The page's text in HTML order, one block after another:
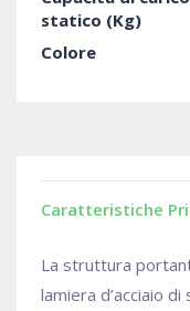
statico (Kg)
Colore
Caratteristiche
La struttura
lamiera d’acciaio